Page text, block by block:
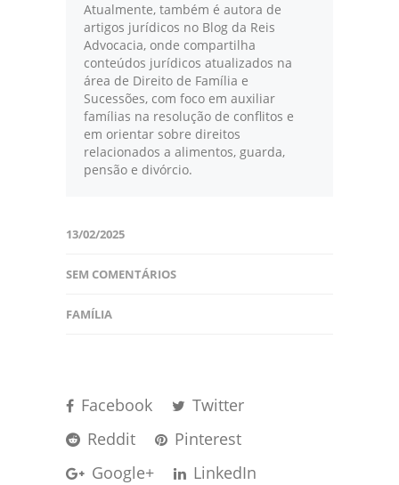
Atualmente, também é autora de
artigos jurídicos no Blog da Reis
Advocacia, onde compartilha
conteúdos jurídicos atualizados na
área de Direito de Família e
Sucessões, com foco em auxiliar
famílias na resolução de conflitos e
em orientar sobre direitos
relacionados a alimentos, guarda,
pensão e divórcio.
13/02/2025
SEM COMENTÁRIOS
FAMÍLIA
Facebook
Twitter
Reddit
Pinterest
Google+
LinkedIn